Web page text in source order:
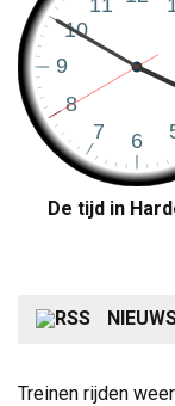
De tijd in
Treinen rijden